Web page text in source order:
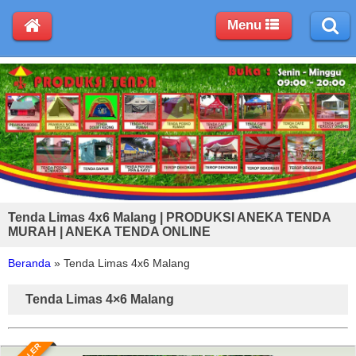
Tenda Limas 4x6 Malang | PRODUKSI ANEKA TENDA
MURAH | ANEKA TENDA ONLINE
Beranda » Tenda Limas 4x6 Malang
Tenda Limas 4×6 Malang
Menu